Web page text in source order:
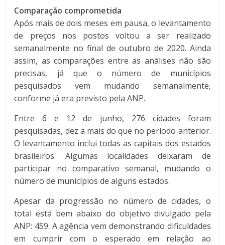
Comparação comprometida
Após mais de dois meses em pausa, o levantamento
de preços nos postos voltou a ser realizado
semanalmente no final de outubro de 2020. Ainda
assim, as comparações entre as análises não são
precisas, já que o número de municípios
pesquisados vem mudando semanalmente,
conforme já era previsto pela ANP.
Entre 6 e 12 de junho, 276 cidades foram
pesquisadas, dez a mais do que no período anterior.
O levantamento inclui todas as capitais dos estados
brasileiros. Algumas localidades deixaram de
participar no comparativo semanal, mudando o
número de municípios de alguns estados.
Apesar da progressão no número de cidades, o
total está bem abaixo do objetivo divulgado pela
ANP: 459. A agência vem demonstrando dificuldades
em cumprir com o esperado em relação ao